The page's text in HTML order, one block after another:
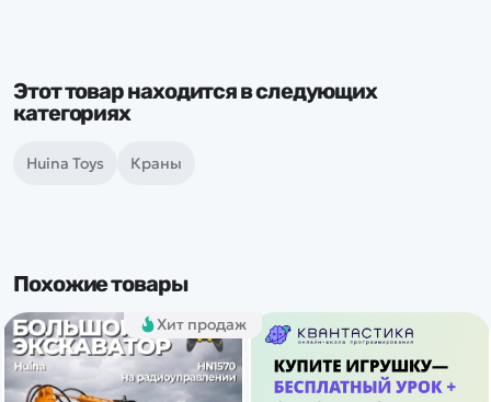
Этот товар находится в следующих
категориях
Huina Toys Краны
Похожие товары
Хит продаж